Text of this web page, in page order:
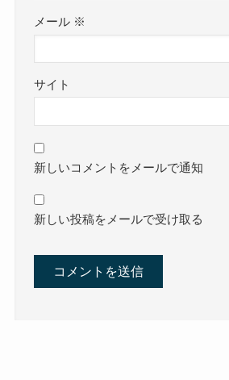
メール ※
サイト
新しいコメントをメールで通知
新しい投稿をメールで受け取る